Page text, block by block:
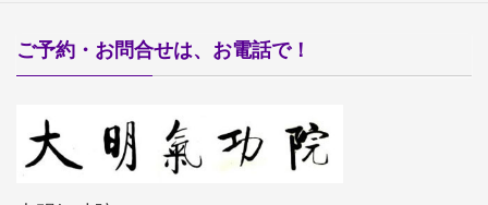
ご予約・お問合せは、お電話で！